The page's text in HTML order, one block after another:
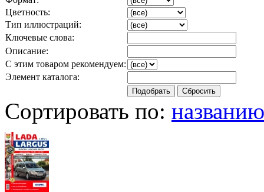
Цветность:
Тип иллюстраций:
Ключевые слова:
Описание:
С этим товаром рекомендуем:
Элемент каталога:
Сортировать по: названию